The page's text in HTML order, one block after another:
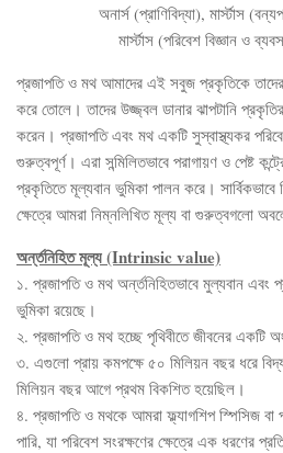
অনার্স (প্রাণিবিদ্যা), মার্স্টাস
মার্স্টাস (পরিবেশ বিজ্ঞান ও
প্রজাপতি ও মথ আমাদের এই সবুজ প্রকৃতিকে
করে তোলে। তাদের উজ্জ্বল ডানার ঝাপটানি
করেন। প্রজাপতি এবং মথ একটি সুস্বাস্থ্যকর
গুরুত্বপূর্ণ। এরা সন্মিলিতভাবে পরাগায়ণ ও পেষ্ট
প্রকৃতিতে মূল্যবান ভুমিকা পালন করে।
ক্ষেত্রে আমরা নিম্নলিখিত মূল্য বা গুরুত্বগলো
অর্ন্তনিহিত মূল্য (Intrinsic value)
১. প্রজাপতি ও মথ অর্ন্তনিহিতভাবে মুল্যবান এবং
ভুমিকা রয়েছে।
২. প্রজাপতি ও মথ হচ্ছে পৃথিবীতে জীবনের একটি
৩. এগুলো প্রায় কমপক্ষে ৫০ মিলিয়ন বছর ধরে
মিলিয়ন বছর আগে প্রথম বিকশিত হয়েছিল।
৪. প্রজাপতি ও মথকে আমরা ফ্ল্যাগশিপ স্পিসিজ বা
পারি, যা পরিবেশ সংরক্ষণের ক্ষেত্রে এক ধরণের